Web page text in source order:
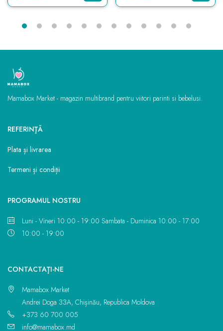
Mamabox Market - magazin multibrand pentru viitori parinti si bebelusi.
REFERINŢĂ
Plata și livrarea
Termeni și condiții
PROGRAMUL NOSTRU
Luni - Vineri 10:00 - 19:00 Sambata - Duminica 10:00 - 17:00
10:00 - 19:00
CONTACTAŢI-NE
Mamabox Market
Andrei Doga 33A, Chișinău, Republica Moldova
+373 60 700 005
info@mamabox.md